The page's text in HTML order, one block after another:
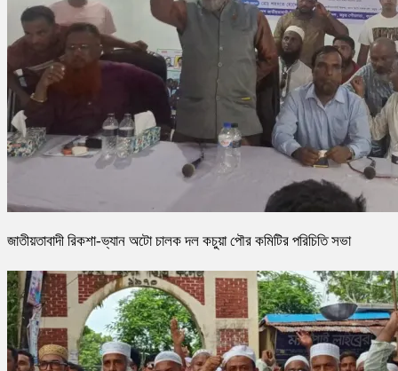
জাতীয়তাবাদী রিকশা-ভ্যান অটো চালক দল কচুয়া পৌর কমিটির পরিচিতি সভা